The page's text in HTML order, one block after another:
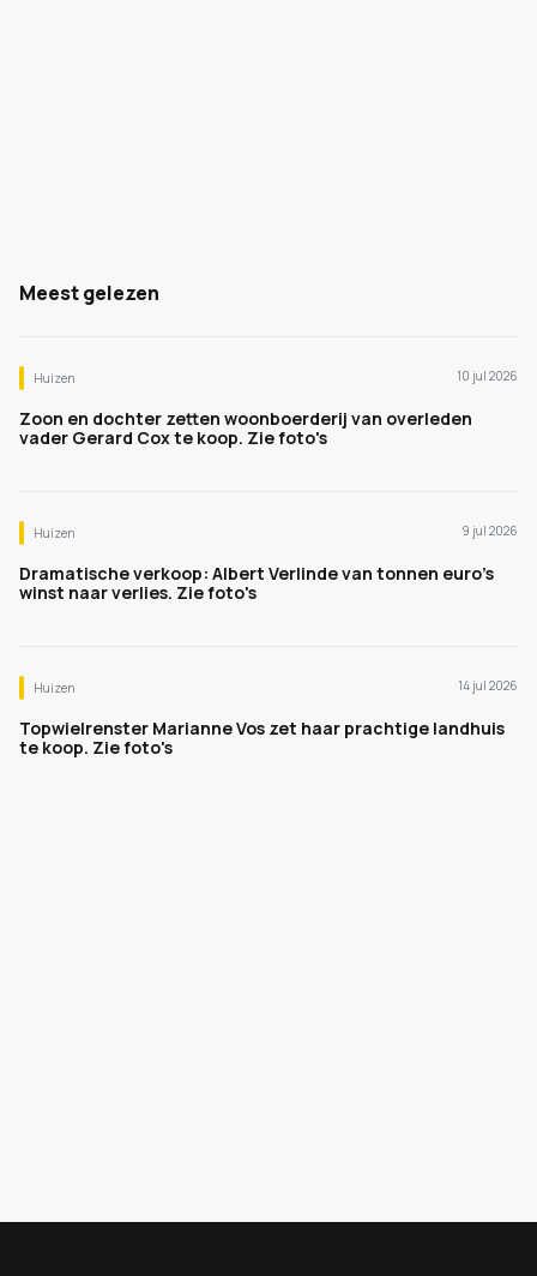
Meest gelezen
Huizen 10 jul 2026
Zoon en dochter zetten woonboerderij van overleden
vader Gerard Cox te koop. Zie foto's
Huizen 9 jul 2026
Dramatische verkoop: Albert Verlinde van tonnen euro's
winst naar verlies. Zie foto's
Huizen 14 jul 2026
Topwielrenster Marianne Vos zet haar prachtige landhuis
te koop. Zie foto's